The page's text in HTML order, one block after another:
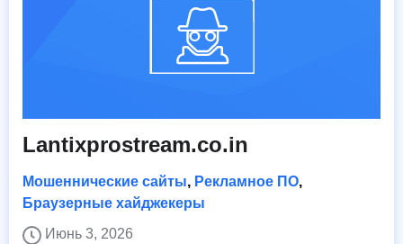
Lantixprostream.co.in
Мошеннические сайты, Рекламное ПО,
Браузерные хайджекеры
Июнь 3, 2026